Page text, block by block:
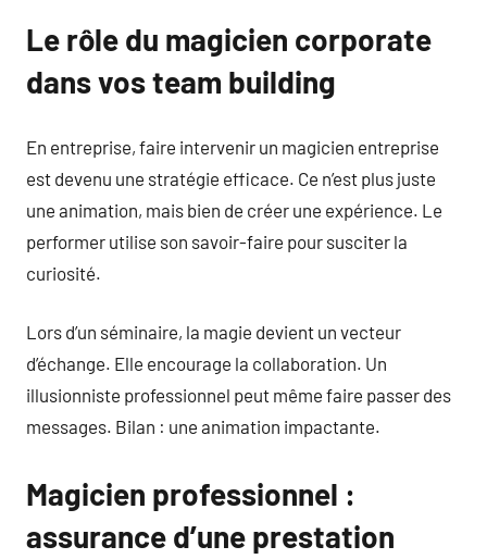
Le rôle du magicien corporate
dans vos team building
En entreprise, faire intervenir un magicien entreprise
est devenu une stratégie efficace. Ce n’est plus juste
une animation, mais bien de créer une expérience. Le
performer utilise son savoir-faire pour susciter la
curiosité.
Lors d’un séminaire, la magie devient un vecteur
d’échange. Elle encourage la collaboration. Un
illusionniste professionnel peut même faire passer des
messages. Bilan : une animation impactante.
Magicien professionnel :
assurance d’une prestation